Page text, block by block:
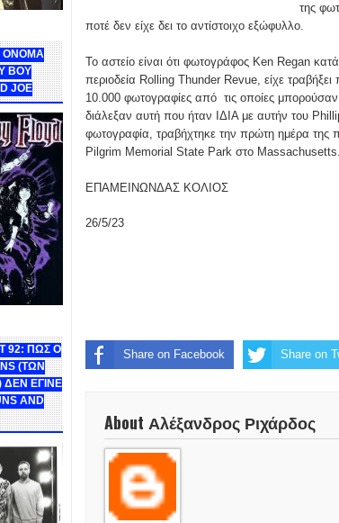
ΟΝΟΜΑ
BOY
JOE
92: ΠΩΣ Ο
(ΤΩΝ
ΔΕΝ ΕΓΙΝΕ
AND
της
ποτέ δεν είχε δει το αντίστοιχο εξώφυλλο.
Το αστείο είναι ότι φωτογράφος Ken Regan κατά
περιοδεία Rolling Thunder Revue, είχε τραβήξει
10.000 φωτογραφίες από τις οποίες
διάλεξαν αυτή που ήταν ΙΔΙΑ με αυτήν του
φωτογραφία, τραβήχτηκε την πρώτη ημέρα της
Pilgrim Memorial State Park στo Massachusetts.
ΕΠΑΜΕΙΝΩΝΔΑΣ ΚΟΛΙΟΣ
26/5/23
Share on Facebook Share on
About Αλέξανδρος Ριχάρδος